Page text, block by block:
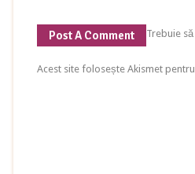
Post A Comment Trebuie
Acest site folosește Akismet